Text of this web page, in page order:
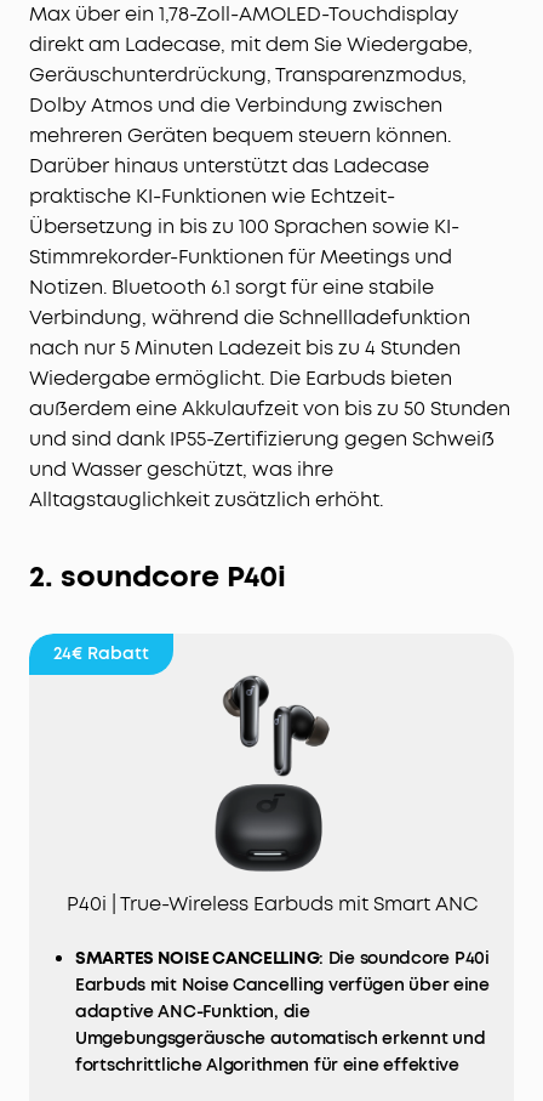
Max über ein 1,78-Zoll-AMOLED-Touchdisplay
direkt am Ladecase, mit dem Sie Wiedergabe,
Geräuschunterdrückung, Transparenzmodus,
Dolby Atmos und die Verbindung zwischen
mehreren Geräten bequem steuern können.
Darüber hinaus unterstützt das Ladecase
praktische KI-Funktionen wie Echtzeit-
Übersetzung in bis zu 100 Sprachen sowie KI-
Stimmrekorder-Funktionen für Meetings und
Notizen. Bluetooth 6.1 sorgt für eine stabile
Verbindung, während die Schnellladefunktion
nach nur 5 Minuten Ladezeit bis zu 4 Stunden
Wiedergabe ermöglicht. Die Earbuds bieten
außerdem eine Akkulaufzeit von bis zu 50 Stunden
und sind dank IP55-Zertifizierung gegen Schweiß
und Wasser geschützt, was ihre
Alltagstauglichkeit zusätzlich erhöht.
2. soundcore P40i
24€ Rabatt
P40i | True-Wireless Earbuds mit Smart ANC
SMARTES NOISE CANCELLING: Die soundcore P40i
Earbuds mit Noise Cancelling verfügen über eine
adaptive ANC-Funktion, die
Umgebungsgeräusche automatisch erkennt und
fortschrittliche Algorithmen für eine effektive